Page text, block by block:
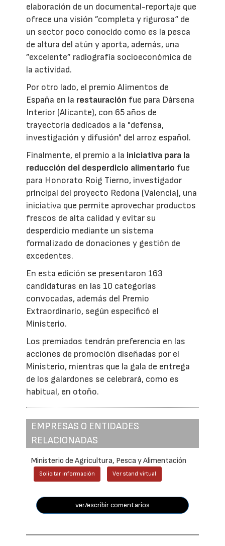
elaboración de un documental-reportaje que
ofrece una visión ”completa y rigurosa“ de
un sector poco conocido como es la pesca
de altura del atún y aporta, además, una
”excelente” radiografía socioeconómica de
la actividad.
Por otro lado, el premio Alimentos de
España en la restauración fue para Dársena
Interior (Alicante), con 65 años de
trayectoria dedicados a la "defensa,
investigación y difusión" del arroz español.
Finalmente, el premio a la iniciativa para la
reducción del desperdicio alimentario fue
para Honorato Roig Tierno, investigador
principal del proyecto Redona (Valencia), una
iniciativa que permite aprovechar productos
frescos de alta calidad y evitar su
desperdicio mediante un sistema
formalizado de donaciones y gestión de
excedentes.
En esta edición se presentaron 163
candidaturas en las 10 categorías
convocadas, además del Premio
Extraordinario, según especificó el
Ministerio.
Los premiados tendrán preferencia en las
acciones de promoción diseñadas por el
Ministerio, mientras que la gala de entrega
de los galardones se celebrará, como es
habitual, en otoño.
EMPRESAS O ENTIDADES
RELACIONADAS
Ministerio de Agricultura, Pesca y Alimentación
Solicitar información Ver stand virtual
ver/escribir comentarios